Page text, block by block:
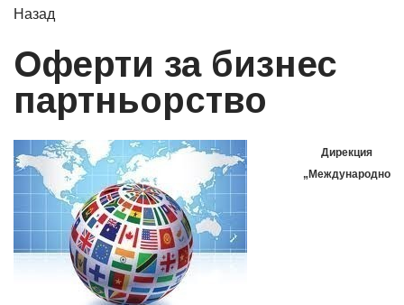
Назад
Оферти за бизнес
партньорство
Дирекция
„Международно